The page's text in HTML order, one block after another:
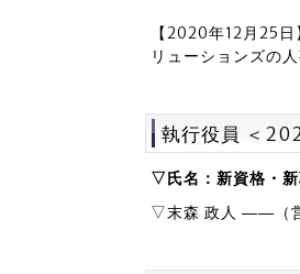
【2020年12月25
リューションズの
執行役員 ＜
▽氏名：新資格・
▽末森 政人 ――（営